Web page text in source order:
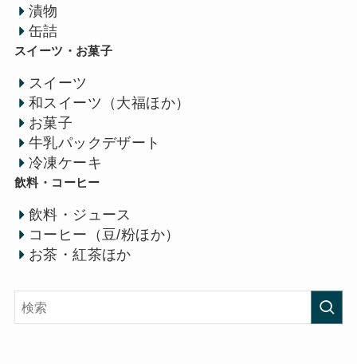
漬物
缶詰
スイーツ・お菓子
スイーツ
和スイーツ（大福ほか）
お菓子
牛乳パックデザート
冷凍ケーキ
飲料・コーヒー
飲料・ジュース
コーヒー（豆/粉ほか）
お茶・紅茶ほか